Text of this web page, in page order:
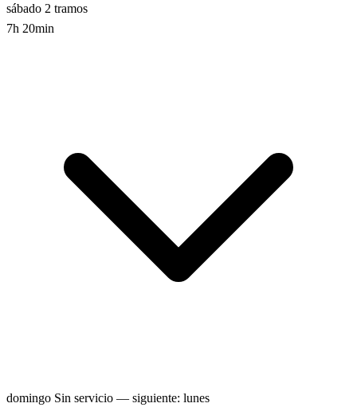
sábado 2 tramos
7h 20min
domingo Sin servicio — siguiente: lunes